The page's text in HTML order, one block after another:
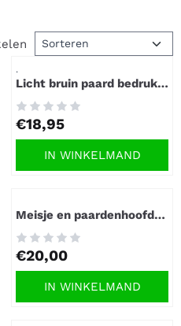
Sorteermethode
Artikelnummer
.
Licht bruin paard bedrukt
Prijs: 18,95
€18,95
IN WINKELMAND
Meisje en paardenhoofd
Prijs: 20,00
€20,00
IN WINKELMAND